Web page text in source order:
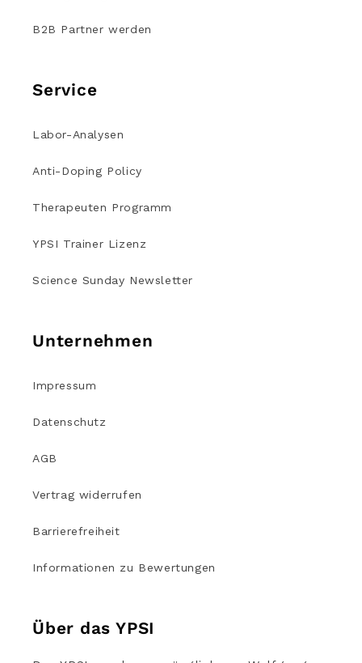
B2B Partner werden
Service
Labor-Analysen
Anti-Doping Policy
Therapeuten Programm
YPSI Trainer Lizenz
Science Sunday Newsletter
Unternehmen
Impressum
Datenschutz
AGB
Vertrag widerrufen
Barrierefreiheit
Informationen zu Bewertungen
Über das YPSI